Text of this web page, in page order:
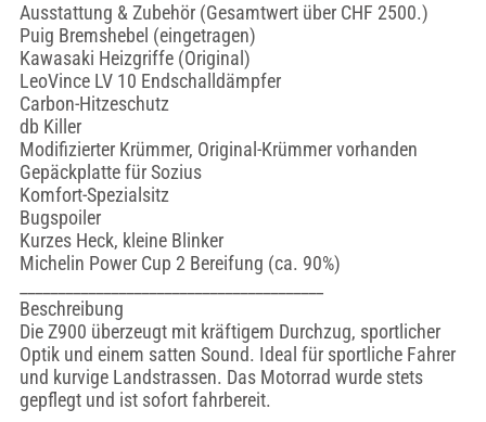
Ausstattung & Zubehör (Gesamtwert über CHF 2500.)
Puig Bremshebel (eingetragen)
Kawasaki Heizgriffe (Original)
LeoVince LV 10 Endschalldämpfer
Carbon-Hitzeschutz
db Killer
Modifizierter Krümmer, Original-Krümmer vorhanden
Gepäckplatte für Sozius
Komfort-Spezialsitz
Bugspoiler
Kurzes Heck, kleine Blinker
Michelin Power Cup 2 Bereifung (ca. 90%)
Beschreibung
Die Z900 überzeugt mit kräftigem Durchzug, sportlicher
Optik und einem satten Sound. Ideal für sportliche Fahrer
und kurvige Landstrassen. Das Motorrad wurde stets
gepflegt und ist sofort fahrbereit.